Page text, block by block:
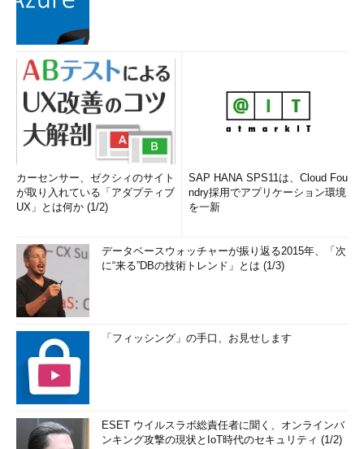
カーセンサー、ゼクシィのサイト
が取り入れている「アダプティブ
UX」とは何か (1/2)
SAP HANA SPS11は、Cloud Fou
ndry採用でアプリケーション環境
を一新
データベースウォッチャーが振り返る2015年、「次
に“来る”DBの技術トレンド」とは (1/3)
「フィッシング」の手口、お見せします
ESET ウイルスラボ総責任者に聞く、オンラインバ
ンキング攻撃の現状とIoT時代のセキュリティ (1/2)